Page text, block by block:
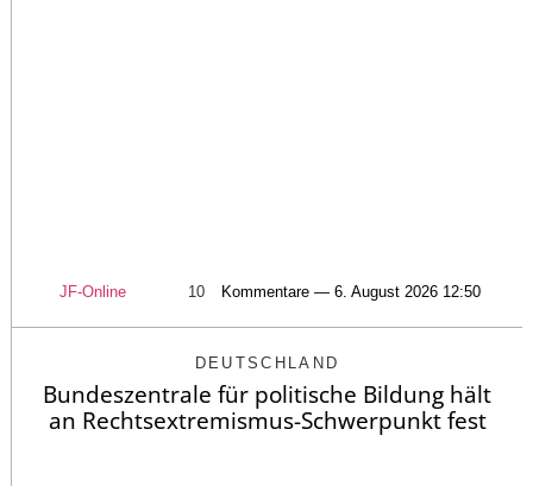
JF-Online 10 Kommentare — 6. August 2026 12:50
DEUTSCHLAND
Bundeszentrale für politische Bildung hält
an Rechtsextremismus-Schwerpunkt fest